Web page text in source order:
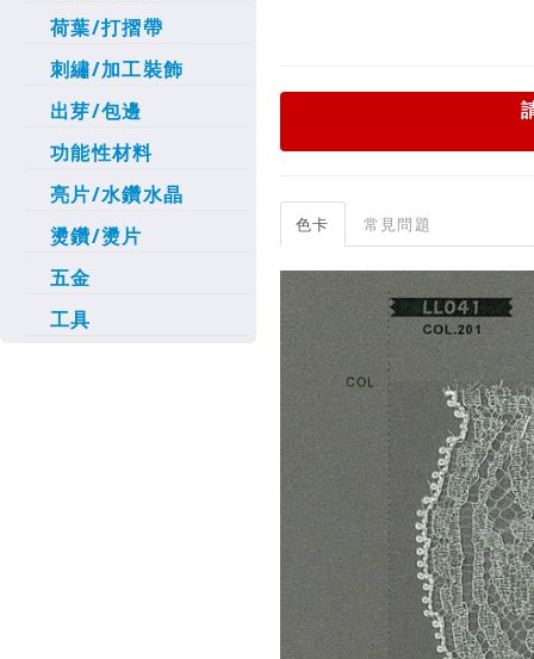
荷葉/打摺帶
刺繡/加工裝飾
出芽/包邊
功能性材料
亮片/水鑽水晶
燙鑽/燙片
五金
工具
色卡 常見問題